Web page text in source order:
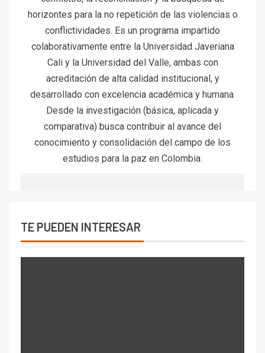
horizontes para la no repetición de las violencias o
conflictividades. Es un programa impartido
colaborativamente entre la Universidad Javeriana
Cali y la Universidad del Valle, ambas con
acreditación de alta calidad institucional, y
desarrollado con excelencia académica y humana.
Desde la investigación (básica, aplicada y
comparativa) busca contribuir al avance del
conocimiento y consolidación del campo de los
estudios para la paz en Colombia.
TE PUEDEN INTERESAR